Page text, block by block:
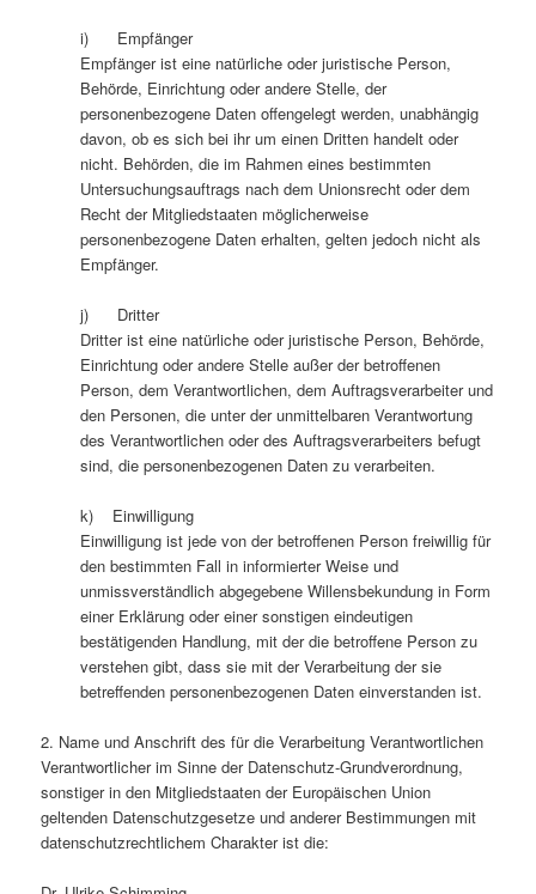
i) Empfänger
Empfänger ist eine natürliche oder juristische Person,
Behörde, Einrichtung oder andere Stelle, der
personenbezogene Daten offengelegt werden, unabhängig
davon, ob es sich bei ihr um einen Dritten handelt oder
nicht. Behörden, die im Rahmen eines bestimmten
Untersuchungsauftrags nach dem Unionsrecht oder dem
Recht der Mitgliedstaaten möglicherweise
personenbezogene Daten erhalten, gelten jedoch nicht als
Empfänger.
j) Dritter
Dritter ist eine natürliche oder juristische Person, Behörde,
Einrichtung oder andere Stelle außer der betroffenen
Person, dem Verantwortlichen, dem Auftragsverarbeiter und
den Personen, die unter der unmittelbaren Verantwortung
des Verantwortlichen oder des Auftragsverarbeiters befugt
sind, die personenbezogenen Daten zu verarbeiten.
k) Einwilligung
Einwilligung ist jede von der betroffenen Person freiwillig für
den bestimmten Fall in informierter Weise und
unmissverständlich abgegebene Willensbekundung in Form
einer Erklärung oder einer sonstigen eindeutigen
bestätigenden Handlung, mit der die betroffene Person zu
verstehen gibt, dass sie mit der Verarbeitung der sie
betreffenden personenbezogenen Daten einverstanden ist.
2. Name und Anschrift des für die Verarbeitung Verantwortlichen
Verantwortlicher im Sinne der Datenschutz-Grundverordnung,
sonstiger in den Mitgliedstaaten der Europäischen Union
geltenden Datenschutzgesetze und anderer Bestimmungen mit
datenschutzrechtlichem Charakter ist die: